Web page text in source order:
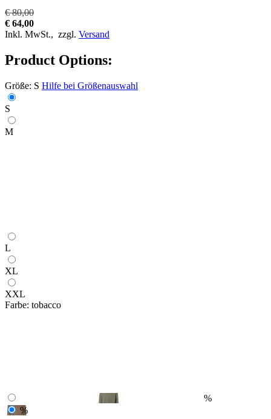
€ 80,00
€ 64,00
Inkl. MwSt., zzgl. Versand
Product Options:
Größe: S Hilfe bei Größenauswahl
S
M
L
XL
XXL
Farbe: tobacco
%
%